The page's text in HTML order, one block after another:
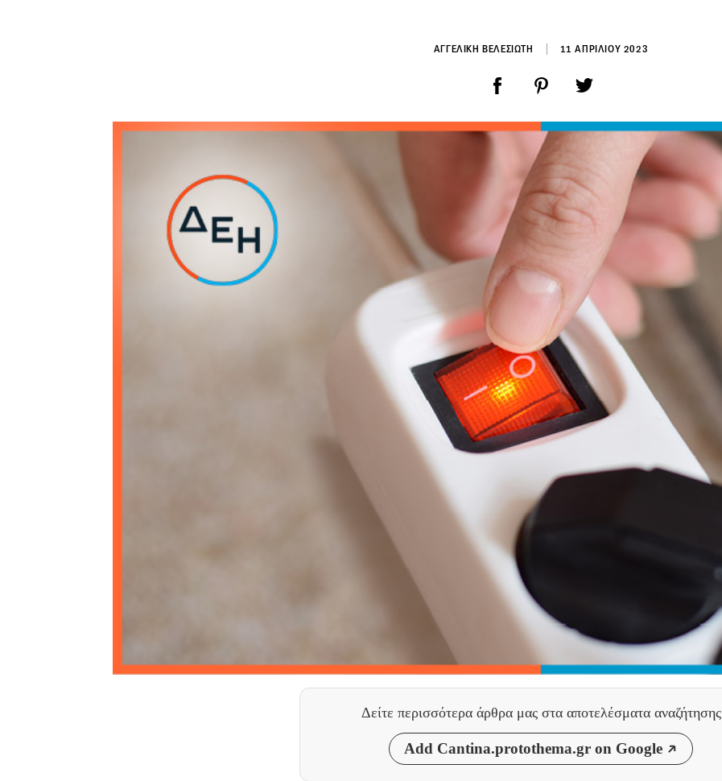
ΑΓΓΕΛΙΚΗ ΒΕΛΕΣΙΩΤΗ 11 ΑΠΡΙΛΙΟΥ 2023
Δείτε περισσότερα άρθρα μας στα αποτελέσματα αναζήτησης
Add Cantina.protothema.gr on Google